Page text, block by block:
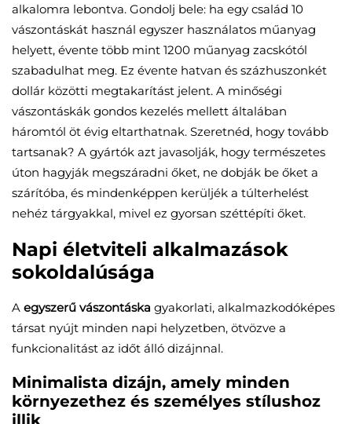
alkalomra lebontva. Gondolj bele: ha egy család 10
vászontáskát használ egyszer használatos műanyag
helyett, évente több mint 1200 műanyag zacskótól
szabadulhat meg. Ez évente hatvan és százhuszonkét
dollár közötti megtakarítást jelent. A minőségi
vászontáskák gondos kezelés mellett általában
háromtól öt évig eltarthatnak. Szeretnéd, hogy tovább
tartsanak? A gyártók azt javasolják, hogy természetes
úton hagyják megszáradni őket, ne dobják be őket a
szárítóba, és mindenképpen kerüljék a túlterhelést
nehéz tárgyakkal, mivel ez gyorsan széttépíti őket.
Napi életviteli alkalmazások
sokoldalúsága
A egyszerű vászontáska gyakorlati, alkalmazkodóképes
társat nyújt minden napi helyzetben, ötvözve a
funkcionalitást az időt álló dizájnnal.
Minimalista dizájn, amely minden
környezethez és személyes stílushoz
illik